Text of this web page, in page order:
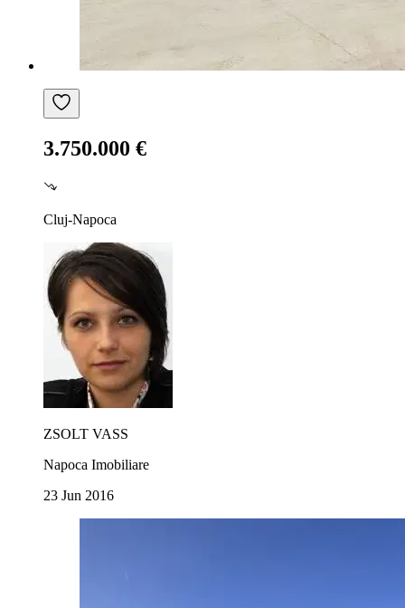
3.750.000 €
Cluj-Napoca
ZSOLT VASS
Napoca Imobiliare
23 Jun 2016